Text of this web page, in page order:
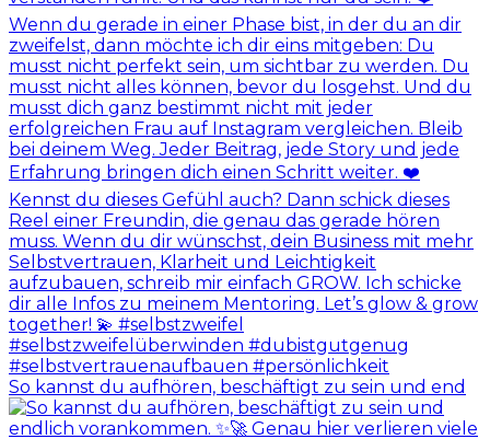
So kannst du aufhören, beschäftigt zu sein und end